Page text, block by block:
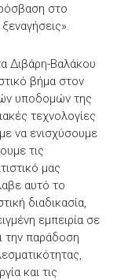
στο
Διβάρη-Βαλάκου
βήμα στον
υποδομών της
τεχνολογίες
να ενισχύσουμε
τις
μας
αυτό το
διαδικασία,
εμπειρία σε
την παράδοση
και τις